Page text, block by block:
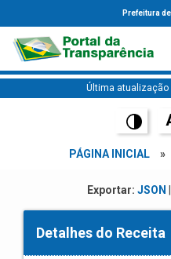
Prefeitura
Última
PÁGINA INICIAL »
Exportar: JSON
Detalhes do Receita